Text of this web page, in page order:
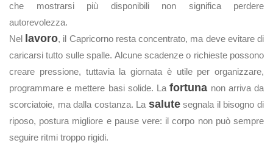
che mostrarsi più disponibili non significa perdere
autorevolezza.
Nel lavoro, il Capricorno resta concentrato, ma deve evitare di
caricarsi tutto sulle spalle. Alcune scadenze o richieste possono
creare pressione, tuttavia la giornata è utile per organizzare,
programmare e mettere basi solide. Lafortuna non arriva da
scorciatoie, ma dalla costanza. La salutesegnala il bisogno di
riposo, postura migliore e pause vere: il corpo non può sempre
seguire ritmi troppo rigidi.